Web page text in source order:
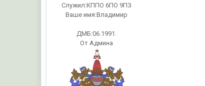
Служил:КППО 6ПО 9ПЗ
Ваше имя:Владимир
ДМБ:06.1991.
От Админа